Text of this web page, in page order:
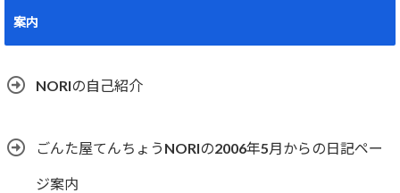
案内
NORIの自己紹介
ごんた屋てんちょうNORIの2006年5月からの日記ペー
ジ案内